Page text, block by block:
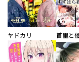
ヤドカリ 首里と